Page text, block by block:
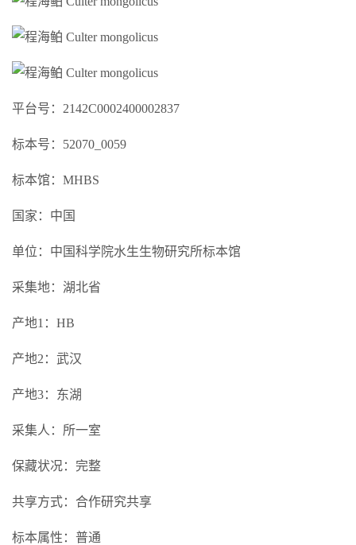
平台号：2142C0002400002837
标本号：52070_0059
标本馆：MHBS
国家：中国
单位：中国科学院水生生物研究所标本馆
采集地：湖北省
产地1：HB
产地2：武汉
产地3：东湖
采集人：所一室
保藏状况：完整
共享方式：合作研究共享
标本属性：普通